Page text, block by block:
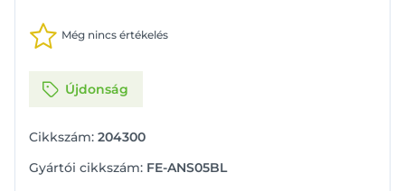
Még nincs értékelés
Újdonság
Cikkszám: 204300
Gyártói cikkszám: FE-ANS05BL